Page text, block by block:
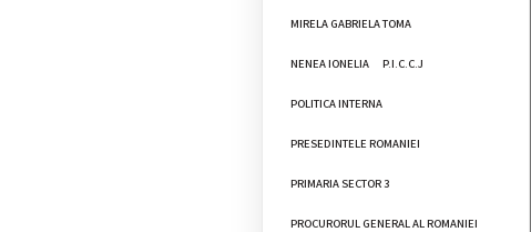
MIRELA GABRIELA TOMA
NENEA IONELIA P.I.C.C.J
POLITICA INTERNA
PRESEDINTELE ROMANIEI
PRIMARIA SECTOR 3
PROCURORUL GENERAL AL ROMANIEI